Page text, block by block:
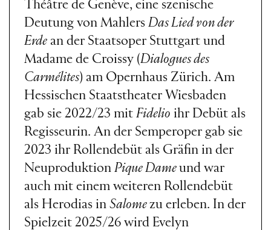
Théâtre de Genève, eine szenische
Deutung von Mahlers Das Lied von der
Erde an der Staatsoper Stuttgart und
Madame de Croissy (Dialogues des
Carmélites) am Opernhaus Zürich. Am
Hessischen Staatstheater Wiesbaden
gab sie 2022/23 mit Fidelio ihr Debüt als
Regisseurin. An der Semperoper gab sie
2023 ihr Rollendebüt als Gräfin in der
Neuproduktion Pique Dameund war
auch mit einem weiteren Rollendebüt
als Herodias in Salomezu erleben. In der
Spielzeit 2025/26 wird Evelyn